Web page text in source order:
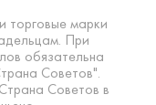
торговые марки
При
обязательна
Советов".
Советов в